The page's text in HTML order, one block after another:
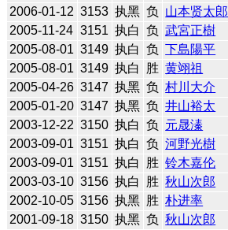
2006-01-12 3153 执黑 负 山本贤太郎
2005-11-24 3151 执白 负 武宮正樹
2005-08-01 3149 执白 负 下島陽平
2005-08-01 3149 执白 胜 黄翊祖
2005-04-26 3147 执黑 负 村川大介
2005-01-20 3147 执黑 负 井山裕太
2003-12-22 3150 执白 负 元晟溱
2003-09-01 3151 执白 负 河野光樹
2003-09-01 3151 执白 胜 铃木嘉伦
2003-03-10 3156 执白 胜 秋山次郎
2002-10-05 3156 执黑 胜 朴进率
2001-09-18 3150 执黑 负 秋山次郎